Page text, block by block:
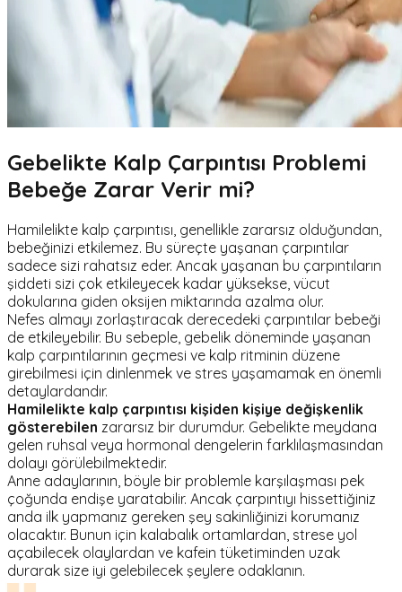
Gebelikte Kalp Çarpıntısı Problemi
Bebeğe Zarar Verir mi?
Hamilelikte kalp çarpıntısı, genellikle zararsız olduğundan,
bebeğinizi etkilemez. Bu süreçte yaşanan çarpıntılar
sadece sizi rahatsız eder. Ancak yaşanan bu çarpıntıların
şiddeti sizi çok etkileyecek kadar yüksekse, vücut
dokularına giden oksijen miktarında azalma olur.
Nefes almayı zorlaştıracak derecedeki çarpıntılar bebeği
de etkileyebilir. Bu sebeple, gebelik döneminde yaşanan
kalp çarpıntılarının geçmesi ve kalp ritminin düzene
girebilmesi için dinlenmek ve stres yaşamamak en önemli
detaylardandır.
Hamilelikte kalp çarpıntısı kişiden kişiye değişkenlik
gösterebilen zararsız bir durumdur. Gebelikte meydana
gelen ruhsal veya hormonal dengelerin farklılaşmasından
dolayı görülebilmektedir.
Anne adaylarının, böyle bir problemle karşılaşması pek
çoğunda endişe yaratabilir. Ancak çarpıntıyı hissettiğiniz
anda ilk yapmanız gereken şey sakinliğinizi korumanız
olacaktır. Bunun için kalabalık ortamlardan, strese yol
açabilecek olaylardan ve kafein tüketiminden uzak
durarak size iyi gelebilecek şeylere odaklanın.